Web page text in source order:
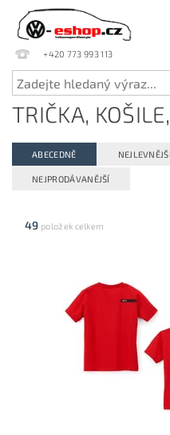
+420 773 993 113
TRIČKA,
ABECEDNĚ
NEJPRODÁVANĚJŠÍ
49 položek celkem